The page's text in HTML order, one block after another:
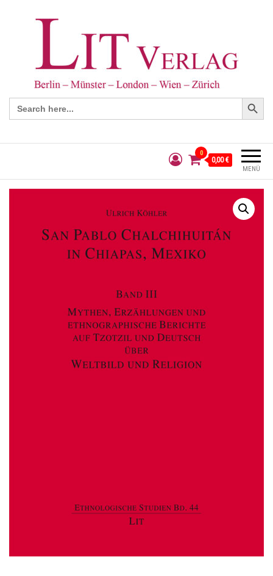
Search
for:
Search Button
MENÜ
0
0,00 €